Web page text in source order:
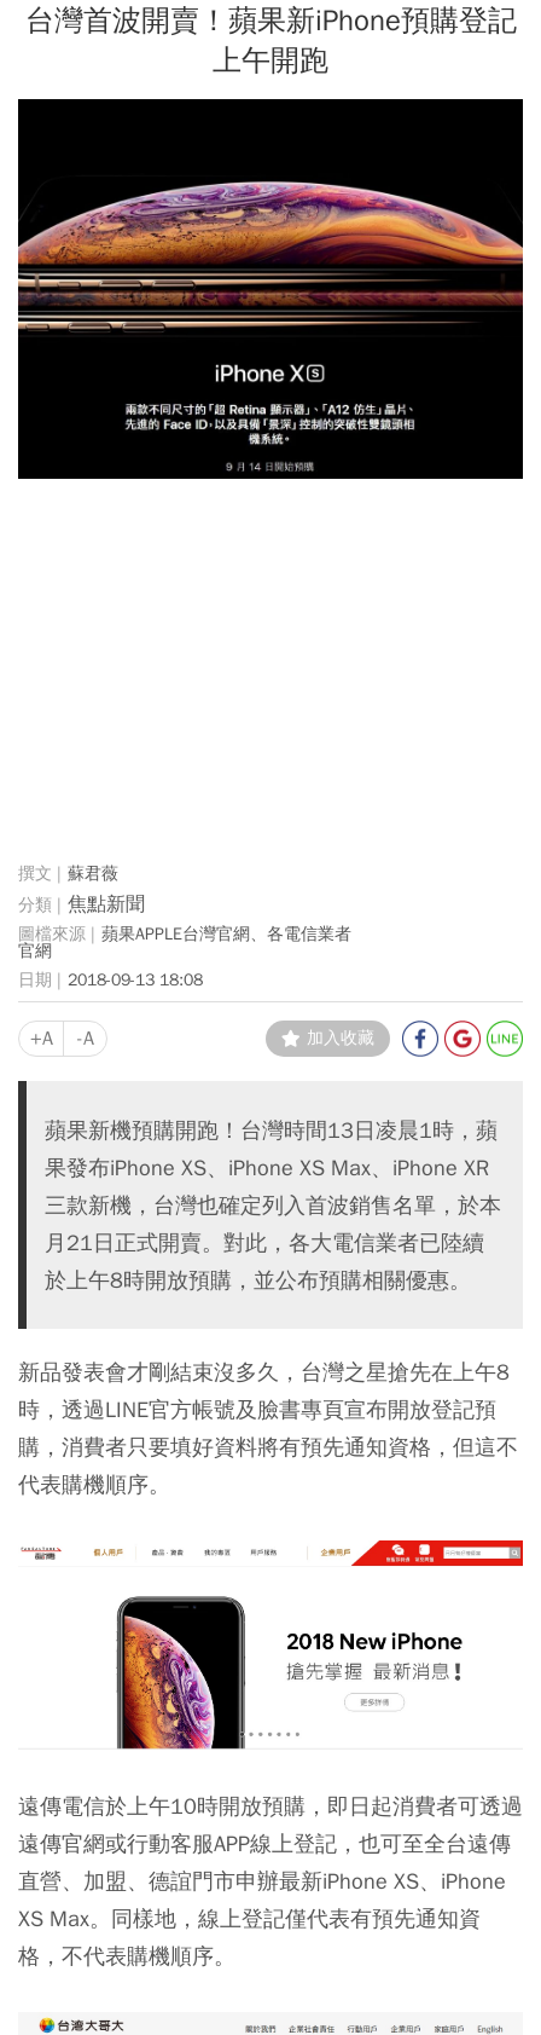
台灣首波開賣！蘋果新iPhone預購登記
上午開跑
蘇君薇
焦點新聞
蘋果APPLE台灣官網、各電信業者
官網
2018-09-13 18:08
+A -A 加入收藏
蘋果新機預購開跑！台灣時間13日凌晨1時，蘋
果發布iPhone XS、iPhone XS Max、iPhone XR
三款新機，台灣也確定列入首波銷售名單，於本
月21日正式開賣。對此，各大電信業者已陸續
於上午8時開放預購，並公布預購相關優惠。
新品發表會才剛結束沒多久，台灣之星搶先在上午8
時，透過LINE官方帳號及臉書專頁宣布開放登記預
購，消費者只要填好資料將有預先通知資格，但這不
代表購機順序。
遠傳電信於上午10時開放預購，即日起消費者可透過
遠傳官網或行動客服APP線上登記，也可至全台遠傳
直營、加盟、德誼門市申辦最新iPhone XS、iPhone
XS Max。同樣地，線上登記僅代表有預先通知資
格，不代表購機順序。